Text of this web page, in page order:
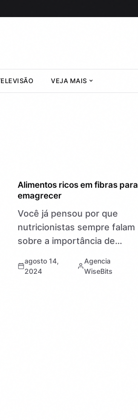
VEJA MAIS
UNCATEGORIZED
Alimentos ricos em fibras para
emagrecer
Você já pensou por que
nutricionistas sempre falam
sobre a importância de
Eles são essenciais para
agosto 14,
2024
Agencia
WiseBits